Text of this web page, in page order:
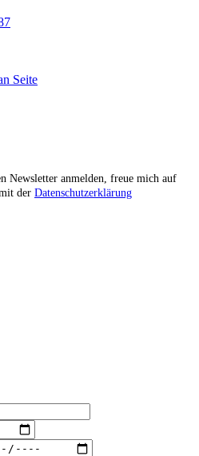
Seite
Newsletter anmelden, freue mich auf
der Datenschutzerklärung